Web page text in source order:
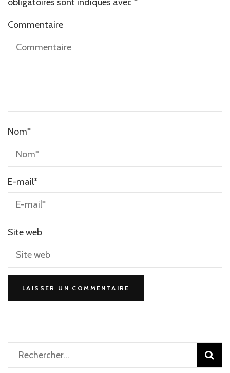
Commentaire
Nom*
E-mail*
Site web
Rechercher :